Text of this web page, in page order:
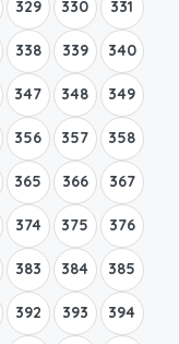
329 330 331
338 339 340
347 348 349
356 357 358
365 366 367
374 375 376
383 384 385
392 393 394